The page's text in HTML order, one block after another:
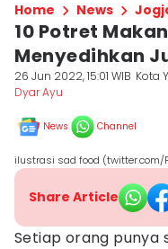
Home News
10 Potret
Menyedihkan
26 Jun 2022, 15:01 WIB Kota
Dyar Ayu
News Channel
ilustrasi sad food (twitter.com/
Share Article
Setiap orang punya